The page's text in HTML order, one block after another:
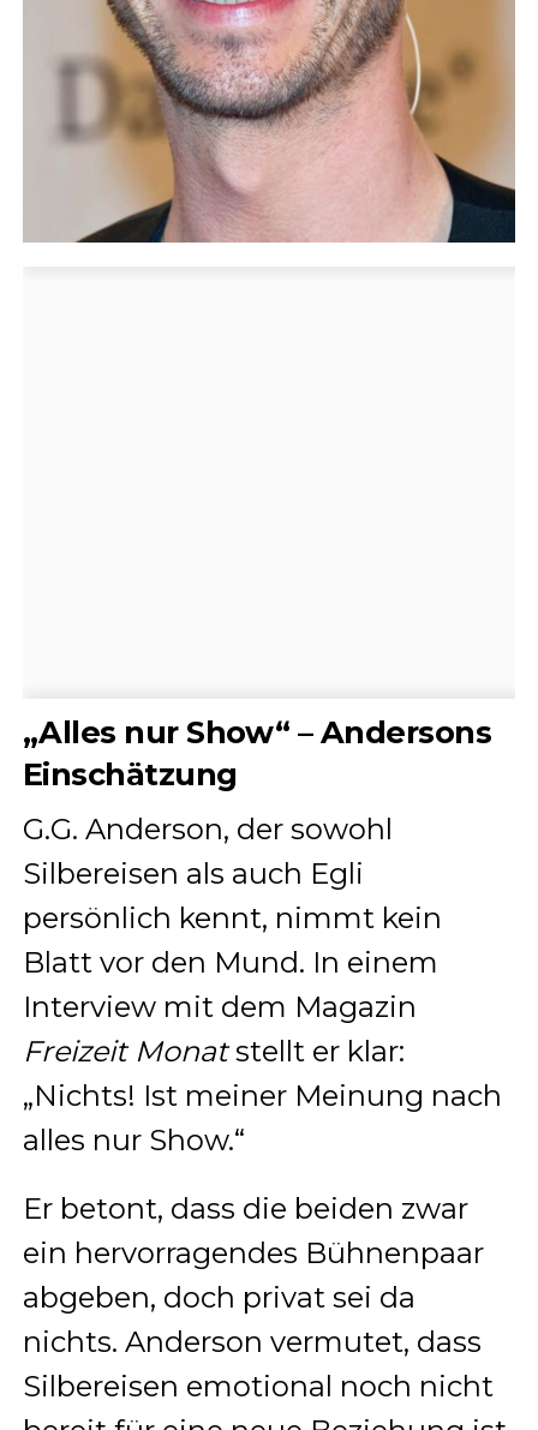
„Alles nur Show“ – Andersons
Einschätzung
G.G. Anderson, der sowohl
Silbereisen als auch Egli
persönlich kennt, nimmt kein
Blatt vor den Mund. In einem
Interview mit dem Magazin
Freizeit Monatstellt er klar:
„Nichts! Ist meiner Meinung nach
alles nur Show.“
Er betont, dass die beiden zwar
ein hervorragendes Bühnenpaar
abgeben, doch privat sei da
nichts. Anderson vermutet, dass
Silbereisen emotional noch nicht